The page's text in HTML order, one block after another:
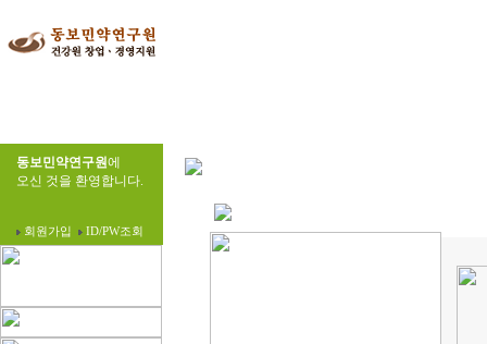
동보민약연구원에
오신 것을 환영합니다.
회원가입 ID/PW조회